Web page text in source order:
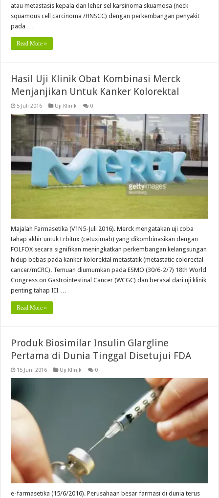
atau metastasis kepala dan leher sel karsinoma skuamosa (neck
squamous cell carcinoma /HNSCC) dengan perkembangan penyakit
pada …
Read More »
Hasil Uji Klinik Obat Kombinasi Merck
Menjanjikan Untuk Kanker Kolorektal
5 Juli 2016 Uji Klinik 0
Majalah Farmasetika (V1N5-Juli 2016). Merck mengatakan uji coba
tahap akhir untuk Erbitux (cetuximab) yang dikombinasikan dengan
FOLFOX secara signifikan meningkatkan perkembangan kelangsungan
hidup bebas pada kanker kolorektal metastatik (metastatic colorectal
cancer/mCRC). Temuan diumumkan pada ESMO (30/6-2/7) 18th World
Congress on Gastrointestinal Cancer (WCGC) dan berasal dari uji klinik
penting tahap III …
Read More »
Produk Biosimilar Insulin Glargline
Pertama di Dunia Tinggal Disetujui FDA
15 Juni 2016 Uji Klinik 0
e-farmasetika (15/6/2016). Perusahaan besar farmasi di dunia terus